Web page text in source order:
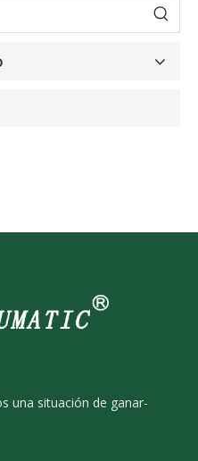
una situación de ganar-